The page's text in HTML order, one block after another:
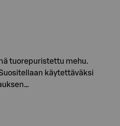
tuorepuristettu mehu.
käytettäväksi